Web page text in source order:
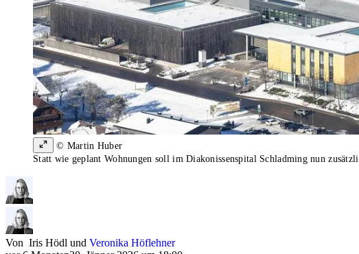
© Martin Huber
Statt wie geplant Wohnungen soll im Diakonissenspital Schladming nun
Von Iris Hödl und Veronika Höflehner